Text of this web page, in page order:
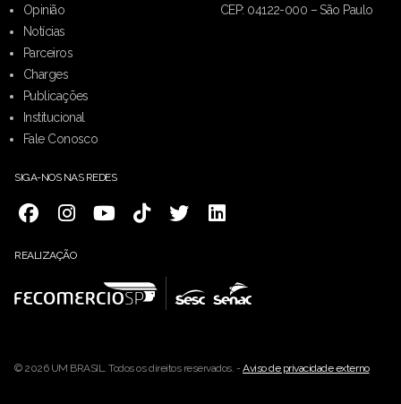
Opinião
Notícias
Parceiros
Charges
Publicações
Institucional
Fale Conosco
CEP: 04122-000 – São Paulo
SIGA-NOS NAS REDES
REALIZAÇÃO
© 2026 UM BRASIL. Todos os direitos reservados. -Aviso de privacidade externo